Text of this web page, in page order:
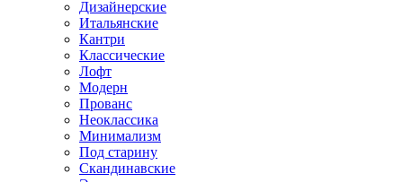
Дизайнерские
Итальянские
Кантри
Классические
Лофт
Модерн
Прованс
Неоклассика
Минимализм
Под старину
Скандинавские